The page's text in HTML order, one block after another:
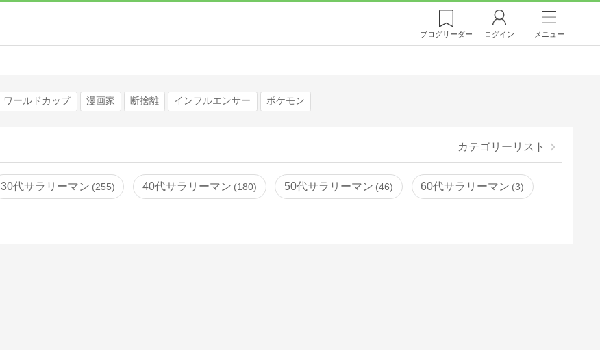
ブログリーダー ログイン メニュー
ワールドカップ 漫画家 断捨離 インフルエンサー ポケモン
カテゴリーリスト
30代サラリーマン 255 40代サラリーマン 180 50代サラリーマン 46 60代サラリーマン 3